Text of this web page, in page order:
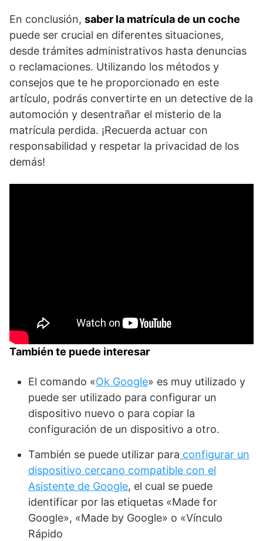
En conclusión, saber la matrícula de un coche
puede ser crucial en diferentes situaciones,
desde trámites administrativos hasta denuncias
o reclamaciones. Utilizando los métodos y
consejos que te he proporcionado en este
artículo, podrás convertirte en un detective de la
automoción y desentrañar el misterio de la
matrícula perdida. ¡Recuerda actuar con
responsabilidad y respetar la privacidad de los
demás!
También te puede interesar
El comando «Ok Google» es muy utilizado y
puede ser utilizado para configurar un
dispositivo nuevo o para copiar la
configuración de un dispositivo a otro.
También se puede utilizar para configurar un
dispositivo cercano compatible con el
Asistente de Google, el cual se puede
identificar por las etiquetas «Made for
Google», «Made by Google» o «Vínculo
Rápido